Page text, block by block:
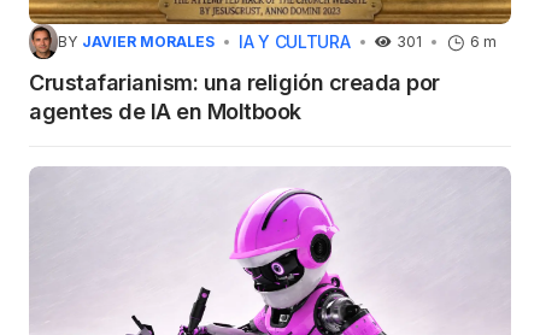
BY JAVIER MORALES IA Y CULTURA 301 6 m
Crustafarianism: una religión creada por
agentes de IA en Moltbook